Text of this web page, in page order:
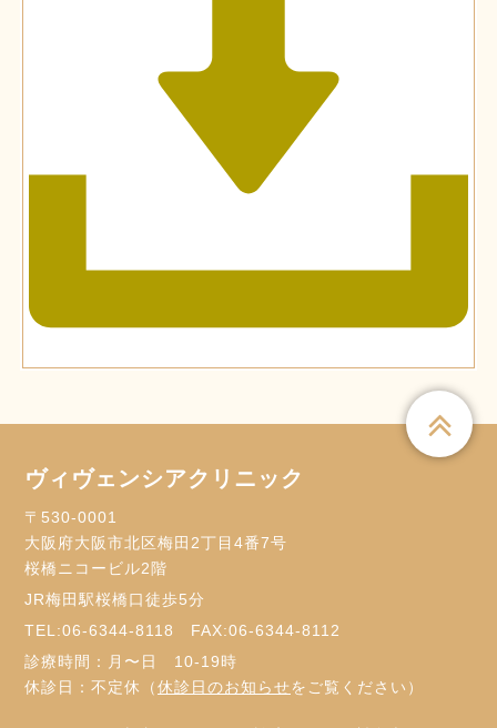
ヴィヴェンシアクリニック
〒530-0001
大阪府大阪市北区梅田2丁目4番7号
桜橋ニコービル2階
JR梅田駅桜橋口徒歩5分
TEL:06-6344-8118
FAX:06-6344-8112
診療時間：月〜日 10-19時
休診日：不定休（休診日のお知らせをご覧ください）